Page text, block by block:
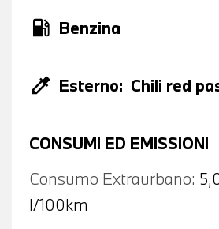
local_gas_station Benzina
colorize Esterno: Chili red
CONSUMI ED EMISSIONI
Consumo Extraurbano:
l/100km